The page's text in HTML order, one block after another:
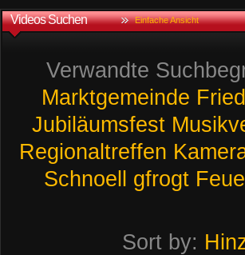
Videos Suchen Einfache Ansicht
Verwandte
Marktgemeinde
Jubiläumsfest
Regionaltreffen
Schnoell
gfrogt
Sort by: